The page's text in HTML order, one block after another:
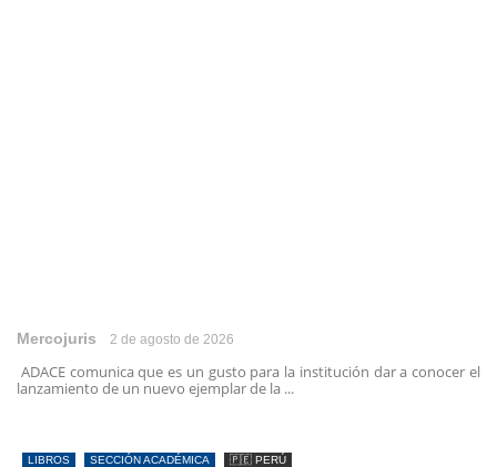
Mercojuris 2 de agosto de 2026
ADACE comunica que es un gusto para la institución dar a conocer el
lanzamiento de un nuevo ejemplar de la ...
LIBROS SECCIÓN ACADÉMICA 🇵🇪 PERÚ